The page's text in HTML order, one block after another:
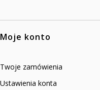
Linki w stopce
Moje konto
Twoje zamówienia
Ustawienia konta